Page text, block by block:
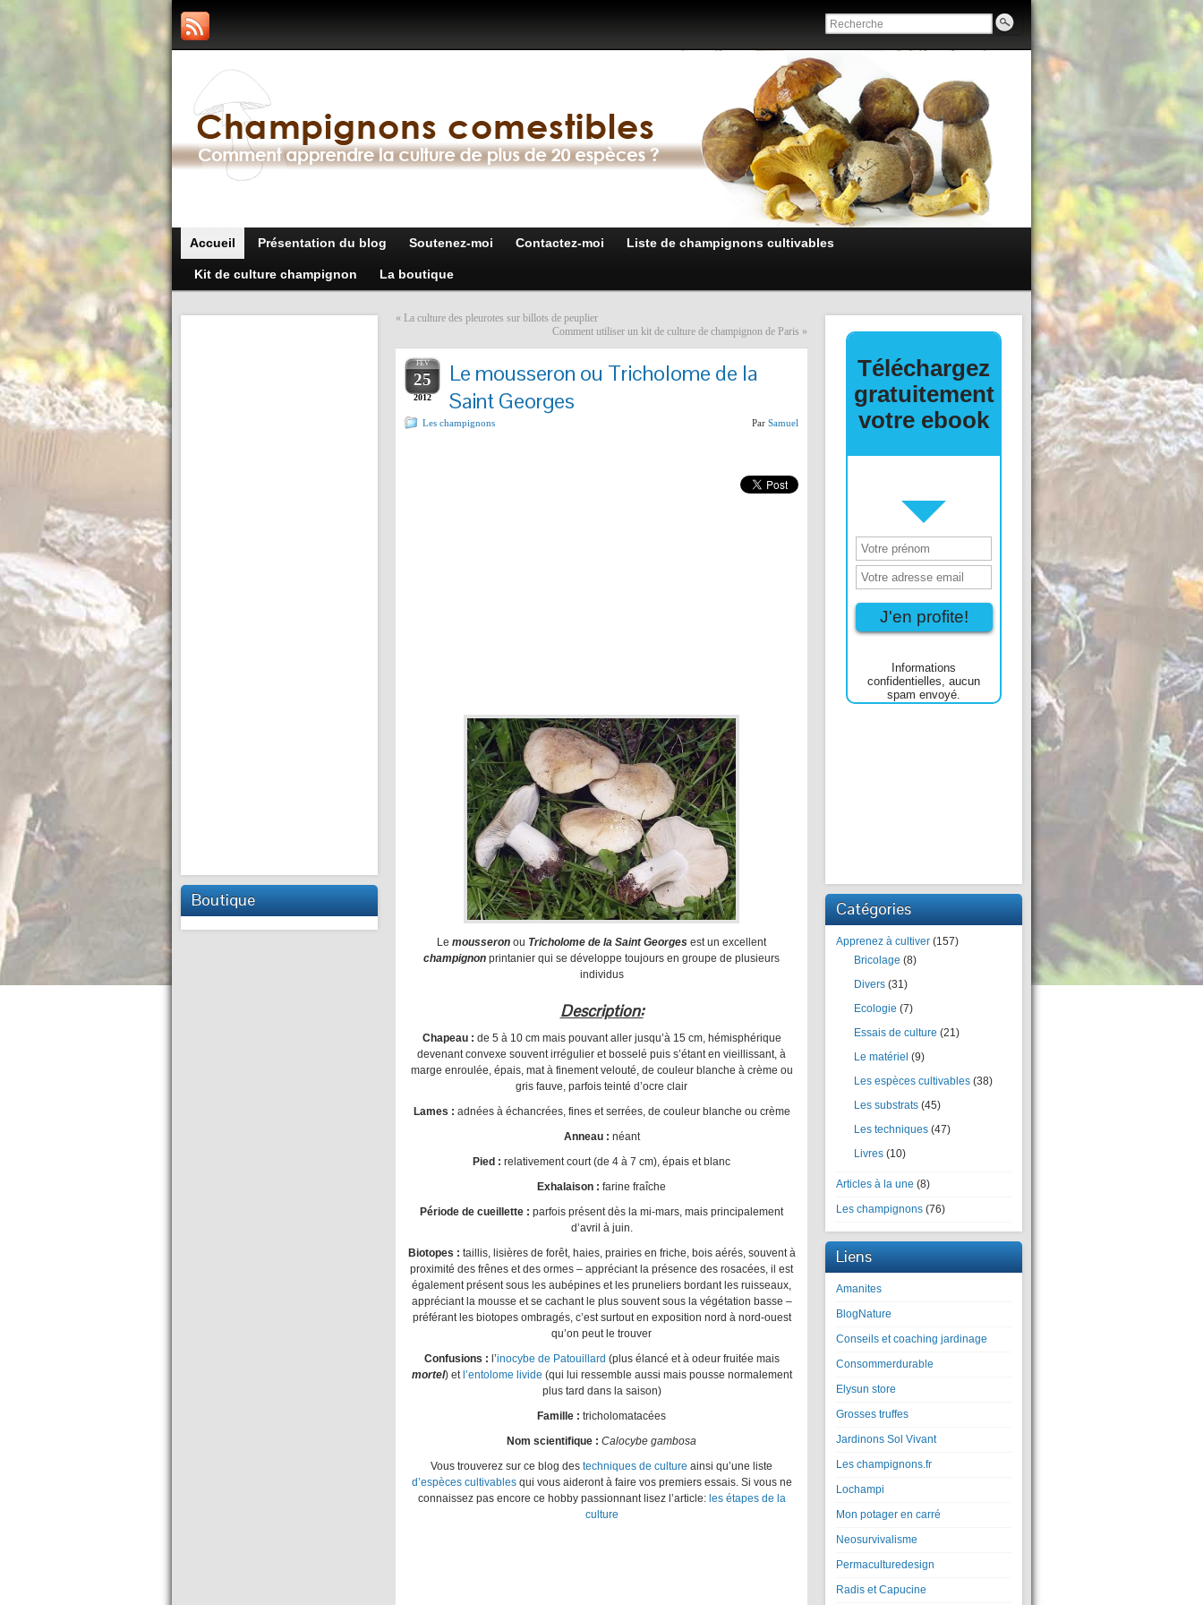
Accueil Présentation du blog Soutenez-moi Contactez-moi Liste de champignons cultivables
Kit de culture champignon La boutique
Boutique
« La culture des pleurotes sur billots de peuplier
Comment utiliser un kit de culture de champignon de Paris »
FÉV
25
2012
Le mousseron ou Tricholome de la
Saint Georges
Les champignons Par Samuel
Le mousseron ou Tricholome de la Saint Georges est un excellent
champignon printanier qui se développe toujours en groupe de plusieurs
individus
Description:
Chapeau : de 5 à 10 cm mais pouvant aller jusqu’à 15 cm, hémisphérique
devenant convexe souvent irrégulier et bosselé puis s’étant en vieillissant, à
marge enroulée, épais, mat à finement velouté, de couleur blanche à crème ou
gris fauve, parfois teinté d’ocre clair
Lames : adnées à échancrées, fines et serrées, de couleur blanche ou crème
Anneau : néant
Pied : relativement court (de 4 à 7 cm), épais et blanc
Exhalaison : farine fraîche
Période de cueillette : parfois présent dès la mi-mars, mais principalement
d’avril à juin.
Biotopes : taillis, lisières de forêt, haies, prairies en friche, bois aérés, souvent à
proximité des frênes et des ormes – appréciant la présence des rosacées, il est
également présent sous les aubépines et les pruneliers bordant les ruisseaux,
appréciant la mousse et se cachant le plus souvent sous la végétation basse –
préférant les biotopes ombragés, c’est surtout en exposition nord à nord-ouest
qu’on peut le trouver
Confusions : l’inocybe de Patouillard (plus élancé et à odeur fruitée mais
mortel) et l’entolome livide (qui lui ressemble aussi mais pousse normalement
plus tard dans la saison)
Famille : tricholomatacées
Nom scientifique : Calocybe gambosa
Vous trouverez sur ce blog des techniques de culture ainsi qu’une liste
d’espèces cultivablesqui vous aideront à faire vos premiers essais. Si vous ne
connaissez pas encore ce hobby passionnant lisez l’article:les étapes de la
culture
Catégories
Apprenez à cultiver (157)
Bricolage (8)
Divers (31)
Ecologie (7)
Essais de culture (21)
Le matériel (9)
Les espèces cultivables (38)
Les substrats (45)
Les techniques (47)
Livres (10)
Articles à la une (8)
Les champignons (76)
Liens
Amanites
BlogNature
Conseils et coaching jardinage
Consommerdurable
Elysun store
Grosses truffes
Jardinons Sol Vivant
Les champignons.fr
Lochampi
Mon potager en carré
Neosurvivalisme
Permaculturedesign
Radis et Capucine